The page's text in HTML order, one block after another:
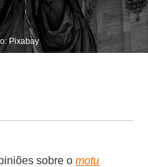
Pixabay
sobre omotu